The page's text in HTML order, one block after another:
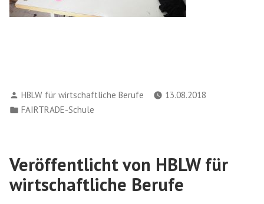
Verfasst
von
HBLW für wirtschaftliche Berufe
13.08.2018
Veröffentlicht
FAIRTRADE-Schule
Veröffentlicht von HBLW für
wirtschaftliche Berufe